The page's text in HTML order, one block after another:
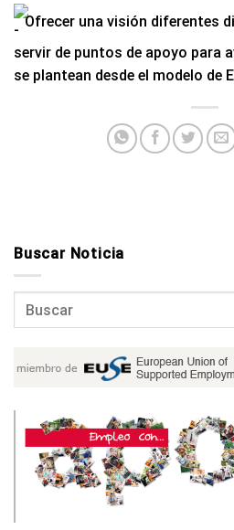
Ofrecer una visión diferentes
servir de puntos de apoyo para
se plantean desde el modelo de
Buscar Noticia